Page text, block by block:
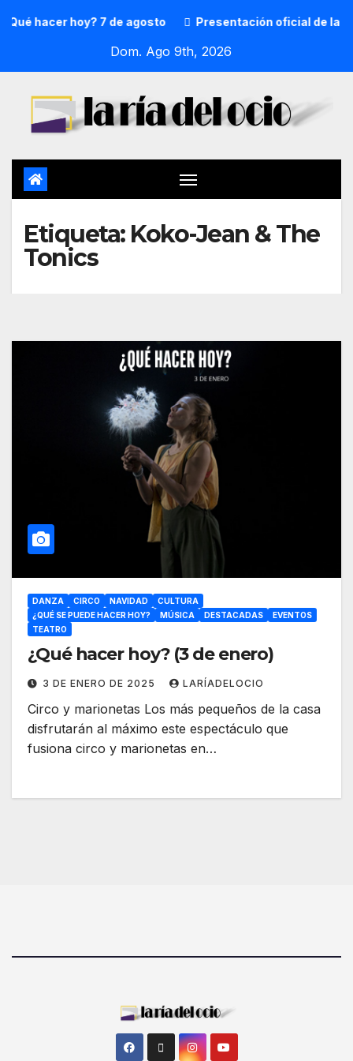
hacer hoy? 7 de agosto Presentación oficial de la
Dom. Ago 9th, 2026
Etiqueta: Koko-Jean & The
Tonics
DANZA CIRCO NAVIDAD
CULTURA
¿QUÉ SE PUEDE HACER HOY?
MÚSICA DESTACADAS
EVENTOS
TEATRO
¿Qué hacer hoy? (3 de enero)
3 DE ENERO DE 2025 LARÍADELOCIO
Circo y marionetas Los más pequeños de la casa
disfrutarán al máximo este espectáculo que
fusiona circo y marionetas en…